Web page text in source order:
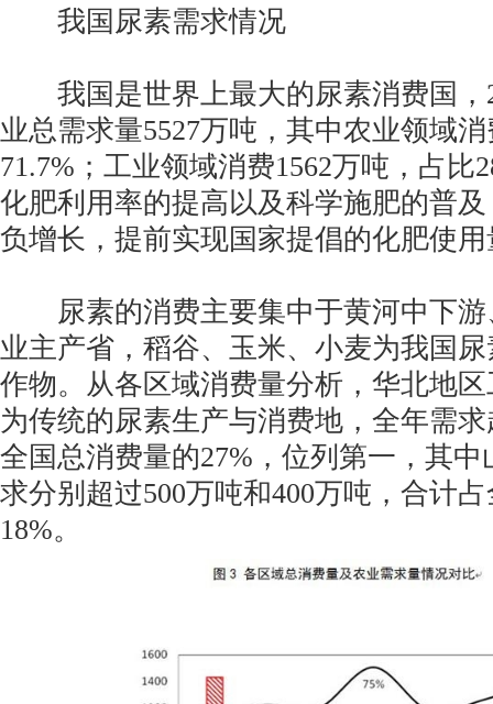
我国尿素需求情况
我国是世界上最大的尿素消费国，
业总需求量5527万吨，其中农业领域
71.7%；工业领域消费1562万吨，占比
化肥利用率的提高以及科学施肥的普
负增长，提前实现国家提倡的化肥使
尿素的消费主要集中于黄河中下游
业主产省，稻谷、玉米、小麦为我国
作物。从各区域消费量分析，华北地
为传统的尿素生产与消费地，全年需
全国总消费量的27%，位列第一，其
求分别超过500万吨和400万吨，合计
18%。